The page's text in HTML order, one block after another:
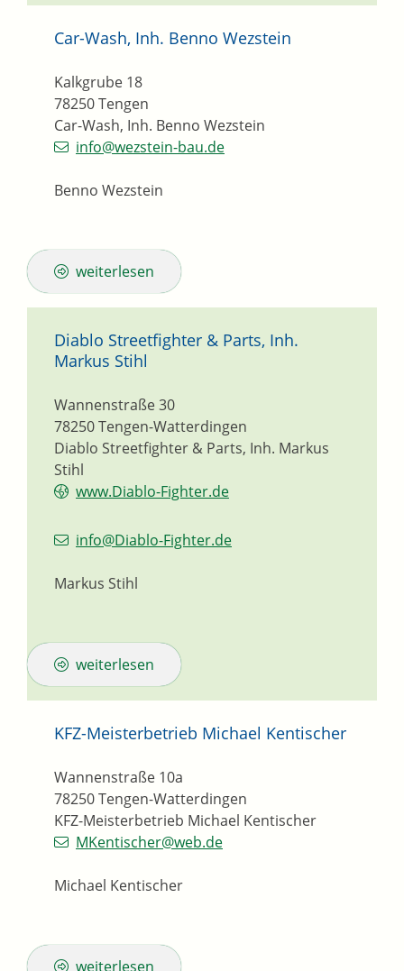
Car-Wash, Inh. Benno Wezstein
Car-Wash, Inh. Benno Wezstein
Kalkgrube 18
78250Tengen
info@wezstein-bau.de
Benno Wezstein
weiterlesen
Diablo Streetfighter & Parts, Inh.
Markus Stihl
Diablo Streetfighter & Parts, Inh. Markus
Stihl
Wannenstraße 30
78250Tengen-Watterdingen
www.Diablo-Fighter.de
info@Diablo-Fighter.de
Markus Stihl
weiterlesen
KFZ-Meisterbetrieb Michael Kentischer
KFZ-Meisterbetrieb Michael Kentischer
Wannenstraße 10a
78250Tengen-Watterdingen
MKentischer@web.de
Michael Kentischer
weiterlesen